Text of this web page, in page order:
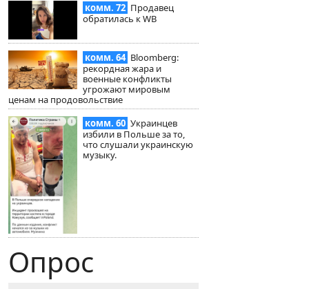
комм. 72 Продавец
обратилась к WB
комм. 64 Bloomberg:
рекордная жара и
военные конфликты
угрожают мировым
ценам на продовольствие
комм. 60 Украинцев
избили в Польше за то,
что слушали украинскую
музыку.
Опрос